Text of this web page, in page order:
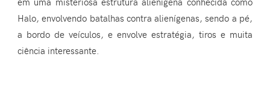
Halo, envolvendo batalhas contra alienígenas, sendo a pé,
a bordo de veículos, e envolve estratégia, tiros e muita
ciência interessante.